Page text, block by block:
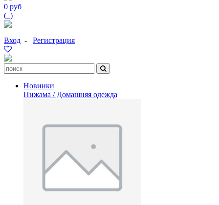
0 руб
( )
Вход - Регистрация
Новинки
Пижама / Домашняя одежда